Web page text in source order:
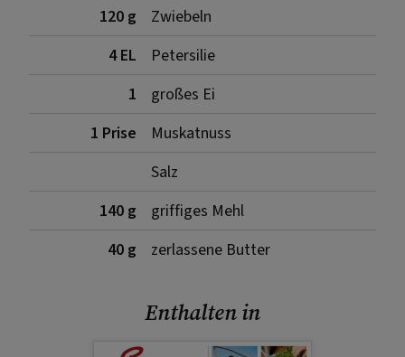
120 g
Zwiebeln
4 EL
Petersilie
1
großes Ei
1 Prise
Muskatnuss
Salz
140 g
griffiges Mehl
40 g
zerlassene Butter
Enthalten in